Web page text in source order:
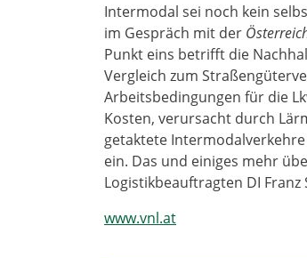
Intermodal sei noch kein
im Gespräch mit der
Punkt eins betrifft die
Vergleich zum
Arbeitsbedingungen für die
Kosten, verursacht durch
getaktete
ein. Das und einiges mehr
Logistikbeauftragten DI
www.vnl.at